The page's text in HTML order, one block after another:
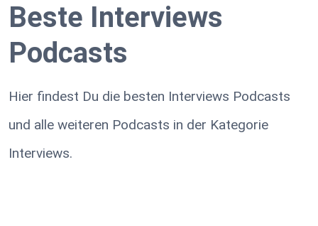
Beste Interviews
Podcasts
Hier findest Du die besten Interviews Podcasts
und alle weiteren Podcasts in der Kategorie
Interviews.